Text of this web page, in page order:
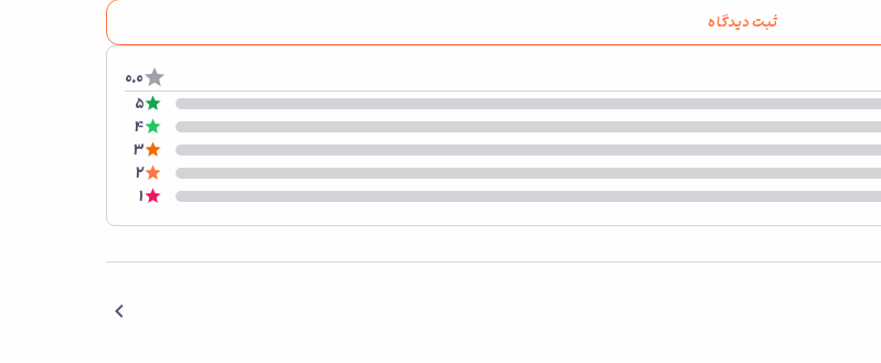
ثبت دیدگاه
0.0
5
4
3
2
1